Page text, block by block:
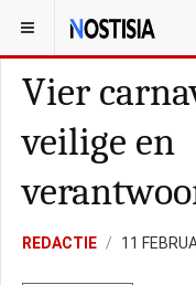
YOU ARE HERE: BONAIRE
Vier
veilige en
REDACTIE 11